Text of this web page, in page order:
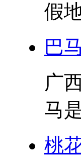
假
巴
广
马
桃